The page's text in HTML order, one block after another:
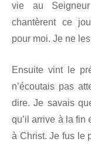
vie au
chantèrent ce
pour moi. Je ne
Ensuite vint le
n’écoutais pas
dire. Je savais
qu’il arrive à la fin
à Christ. Je fus le